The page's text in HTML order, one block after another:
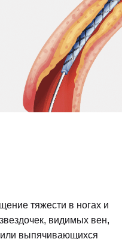
тяжести в ногах и
видимых вен,
выпячивающихся